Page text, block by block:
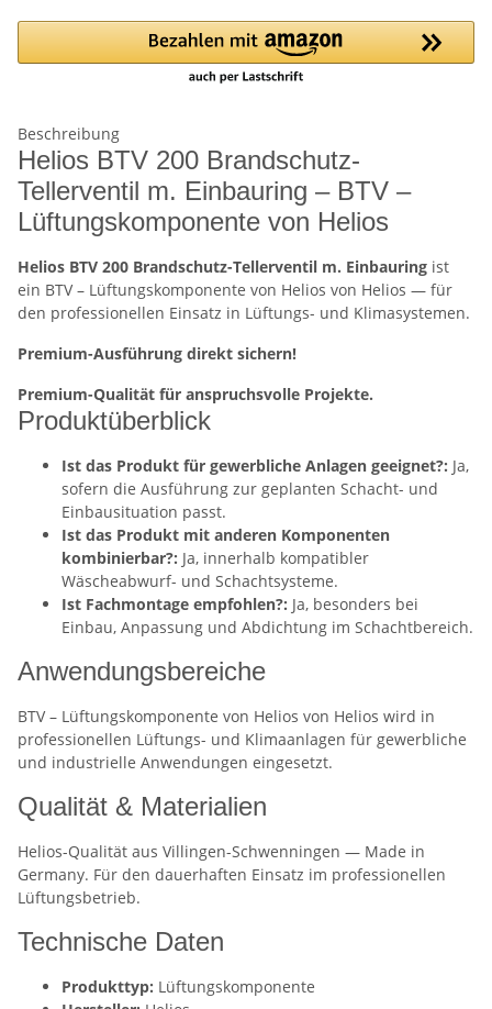
Beschreibung
Helios BTV 200 Brandschutz-
Tellerventil m. Einbauring – BTV –
Lüftungskomponente von Helios
Helios BTV 200 Brandschutz-Tellerventil m. Einbauring ist
ein BTV – Lüftungskomponente von Helios von Helios — für
den professionellen Einsatz in Lüftungs- und Klimasystemen.
Premium-Ausführung direkt sichern!
Premium-Qualität für anspruchsvolle Projekte.
Produktüberblick
Ist das Produkt für gewerbliche Anlagen geeignet?: Ja,
sofern die Ausführung zur geplanten Schacht- und
Einbausituation passt.
Ist das Produkt mit anderen Komponenten
kombinierbar?: Ja, innerhalb kompatibler
Wäscheabwurf- und Schachtsysteme.
Ist Fachmontage empfohlen?: Ja, besonders bei
Einbau, Anpassung und Abdichtung im Schachtbereich.
Anwendungsbereiche
BTV – Lüftungskomponente von Helios von Helios wird in
professionellen Lüftungs- und Klimaanlagen für gewerbliche
und industrielle Anwendungen eingesetzt.
Qualität & Materialien
Helios-Qualität aus Villingen-Schwenningen — Made in
Germany. Für den dauerhaften Einsatz im professionellen
Lüftungsbetrieb.
Technische Daten
Produkttyp: Lüftungskomponente